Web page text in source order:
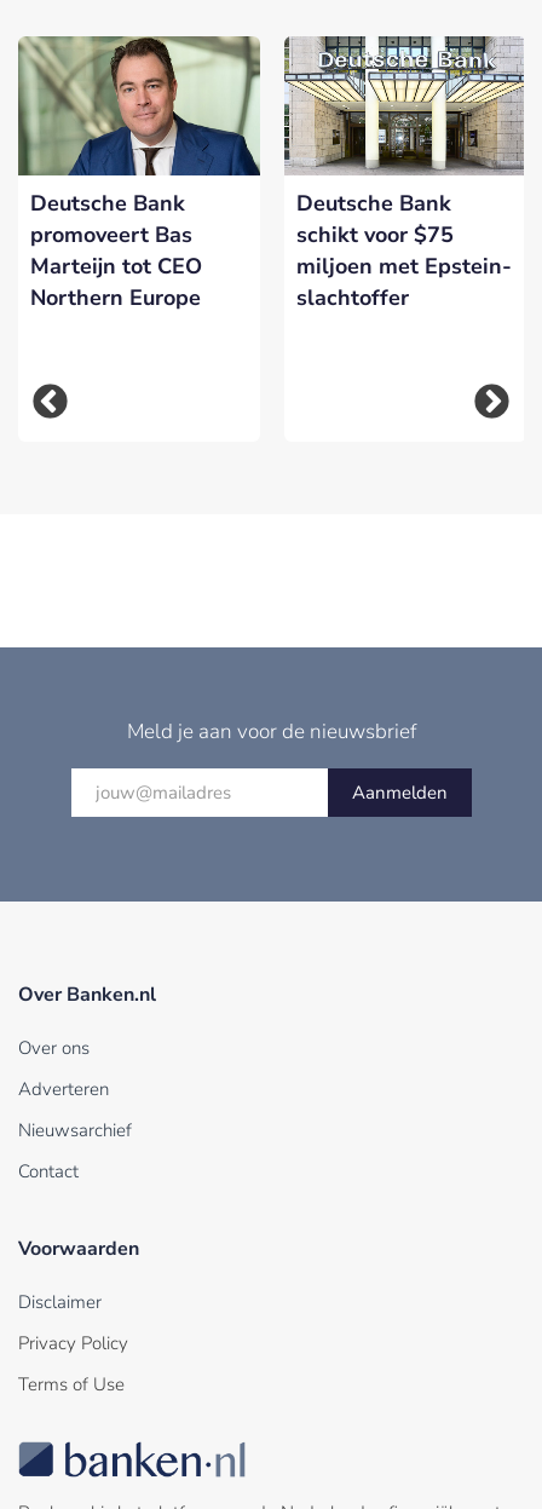
Deutsche Bank
promoveert Bas
Marteijn tot CEO
Northern Europe
Deutsche Bank
schikt voor $75
miljoen met Epstein-
slachtoffer
Meld je aan voor de nieuwsbrief
Aanmelden
Over Banken.nl
Over ons
Adverteren
Nieuwsarchief
Contact
Voorwaarden
Disclaimer
Privacy Policy
Terms of Use